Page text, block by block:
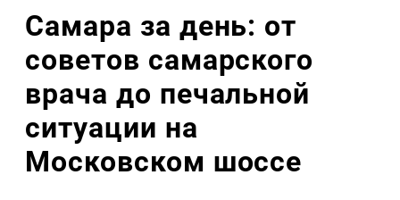
Самара за день: от
советов самарского
врача до печальной
ситуации на
Московском шоссе